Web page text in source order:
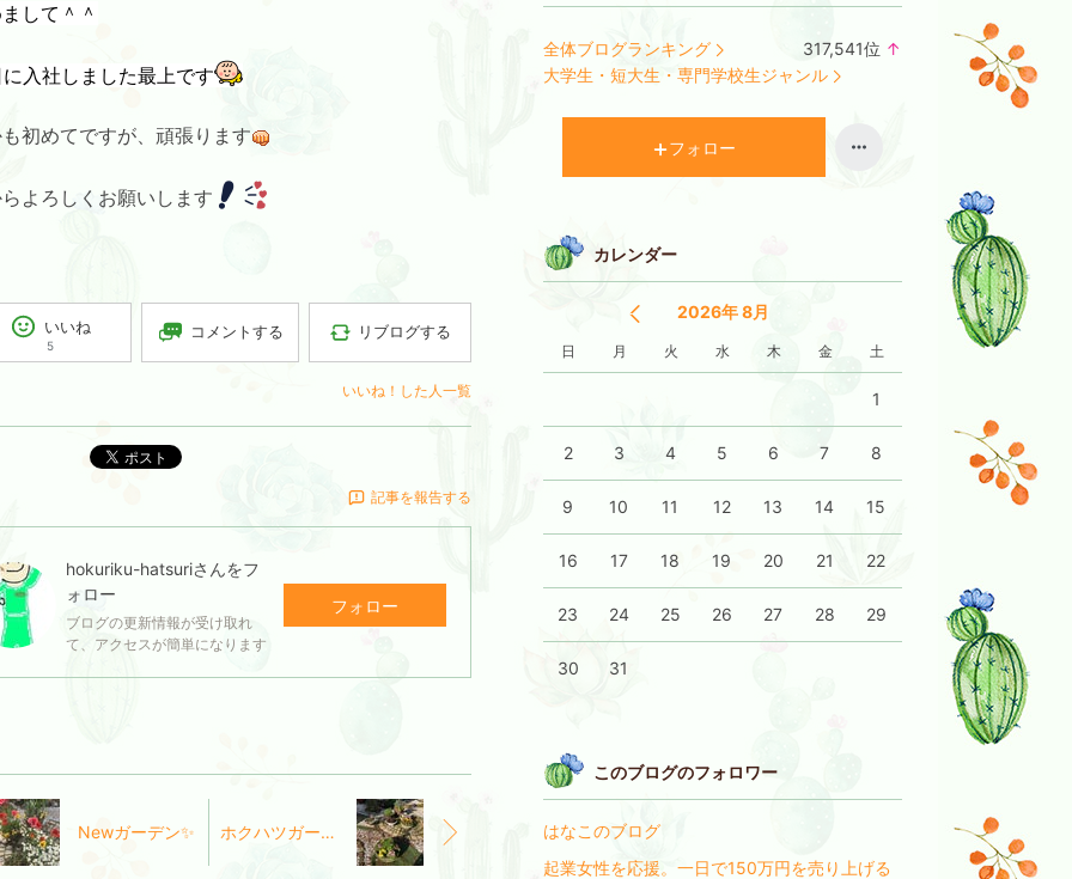
して＾＾
入社しました最上です
初めてですが、頑張ります
よろしくお願いします
いいね
5
コメントする リブログする
いいね！した人一覧
ポスト
記事を報告する
hokuriku-hatsuriさんをフ
ォロー
ブログの更新情報が受け取れ
て、アクセスが簡単になります
フォロー
Newガーデン✨ ホクハツガーデン 冬から春に向けて
全体ブログランキング 317,541位 ↑
大学生・短大生・専門学校生ジャンル
フォロー
カレンダー
2026年 8月
日 月 火 水 木 金 土
1
2 3 4 5 6 7 8
9 10 11 12 13 14 15
16 17 18 19 20 21 22
23 24 25 26 27 28 29
30 31
このブログのフォロワー
はなこのブログ
起業女性を応援。一日で150万円を売り上げる